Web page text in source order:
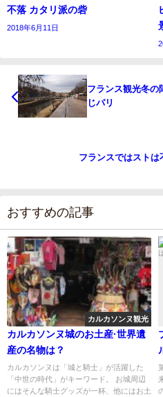
不落 カタリ派の砦
2018年6月11日
フランス観光冬の
じパリ
フランスではストは
おすすめの記事
カルカソンヌ観光
カルカソンヌ城のお土産·世界遺
産の名物は？
カルカソンヌは「城と騎士」が活躍した
「中世の時代」がキーワード。 お城周辺
にはそんな騎士グッズが一杯、他にはお土